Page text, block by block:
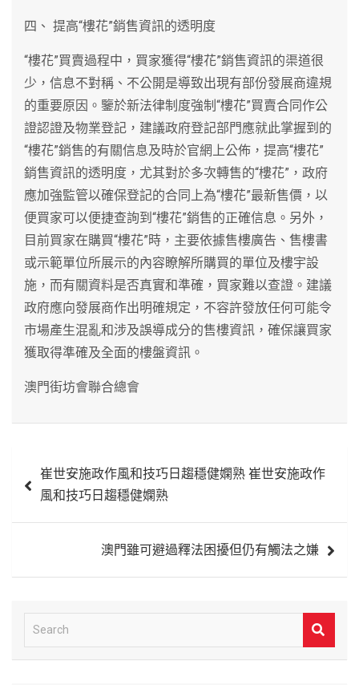
四、 提高“樓花”銷售資訊的透明度
“樓花”買賣過程中，買家獲得“樓花”銷售資訊的渠道很
少，信息不對稱、不公開是導致出現有部份發展商違規
的重要原因。鑒於新法律制度強制“樓花”買賣合同作公
證認證及物業登記，建議政府登記部門應就此掌握到的
“樓花”銷售的有關信息及時於官網上公佈，提高“樓花”
銷售資訊的透明度，尤其對於多次轉售的“樓花”，政府
應加強監管以確保登記的合同上為“樓花”最新售價，以
便買家可以便捷查詢到“樓花”銷售的正確信息。另外，
目前買家在購買“樓花”時，主要依據售樓廣告、售樓書
或示範單位所展示的內容瞭解所購買的單位及樓宇設
施，而有關資料是否真實和準確，買家難以查證。建議
政府應向發展商作出明確規定，不容許發放任何可能令
市場產生混亂和涉及誤導成分的售樓資訊，確保讓買家
獲取得準確及全面的樓盤資訊。
澳門街坊會聯合總會
章 崔世安施政作風和技巧日趨穩健嫻熟 崔世安施政作
風和技巧日趨穩健嫻熟
澳門雖可避過釋法困擾但仍有觸法之嫌
e